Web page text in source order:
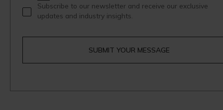
Subscribe to our newsletter and receive our exclusive
updates and industry insights.